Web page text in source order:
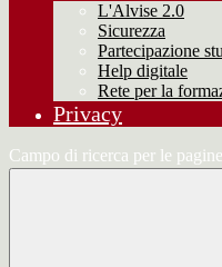
L'Alvise 2.0
Sicurezza
Partecipazione
Help digitale
Rete per la
Privacy
Campo di ricerca per le